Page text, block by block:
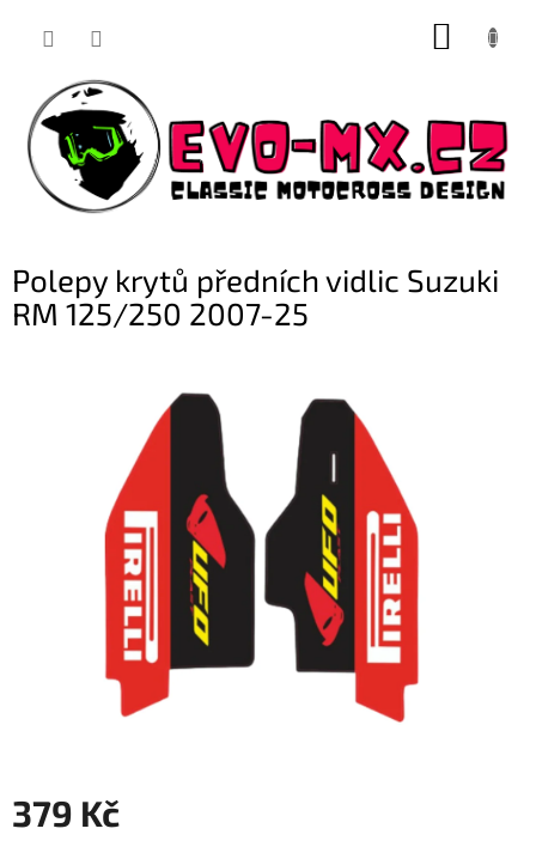
Polepy krytů předních vidlic Suzuki
RM 125/250 2007-25
379 Kč